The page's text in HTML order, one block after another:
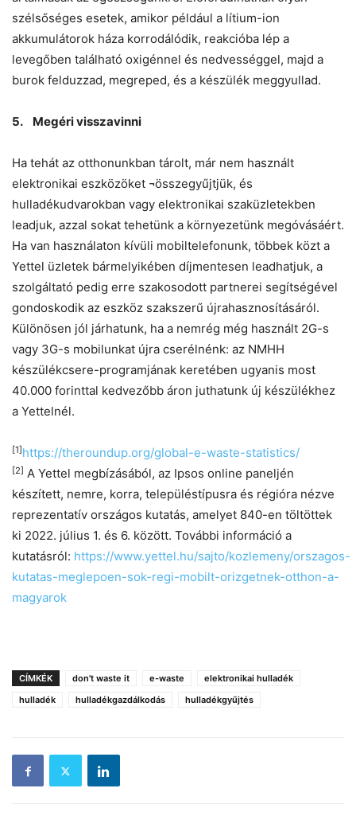
szélsőséges esetek, amikor például a lítium-ion
akkumulátorok háza korrodálódik, reakcióba lép a
levegőben található oxigénnel és nedvességgel, majd a
burok felduzzad, megreped, és a készülék meggyullad.
5. Megéri visszavinni
Ha tehát az otthonunkban tárolt, már nem használt
elektronikai eszközöket ¬összegyűjtjük, és
hulladékudvarokban vagy elektronikai szaküzletekben
leadjuk, azzal sokat tehetünk a környezetünk megóvásáért.
Ha van használaton kívüli mobiltelefonunk, többek közt a
Yettel üzletek bármelyikében díjmentesen leadhatjuk, a
szolgáltató pedig erre szakosodott partnerei segítségével
gondoskodik az eszköz szakszerű újrahasznosításáról.
Különösen jól járhatunk, ha a nemrég még használt 2G-s
vagy 3G-s mobilunkat újra cserélnénk: az NMHH
készülékcsere-programjának keretében ugyanis most
40.000 forinttal kedvezőbb áron juthatunk új készülékhez
a Yettelnél.
[1]https://theroundup.org/global-e-waste-statistics/
[2] A Yettel megbízásából, az Ipsos online paneljén
készített, nemre, korra, településtípusra és régióra nézve
reprezentatív országos kutatás, amelyet 840-en töltöttek
ki 2022. július 1. és 6. között. További információ a
kutatásról: https://www.yettel.hu/sajto/kozlemeny/orszagos-
kutatas-meglepoen-sok-regi-mobilt-orizgetnek-otthon-a-
magyarok
CÍMKÉK don't waste it e-waste
elektronikai hulladék
hulladék
hulladékgazdálkodás hulladékgyűjtés